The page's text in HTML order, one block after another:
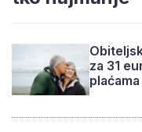
za 31
plaćama